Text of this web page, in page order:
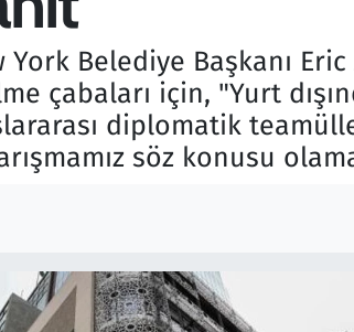
York Belediye Başkanı
çabaları için, "Yurt
diplomatik
söz konusu